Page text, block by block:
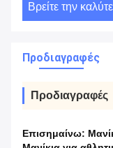
Βρείτε την
Προδιαγραφές
Προδιαγραφές
Επισημαίνω: